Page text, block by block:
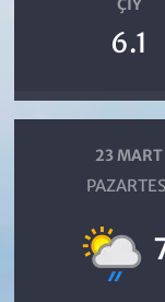
ÇIY
6.1
23 MART